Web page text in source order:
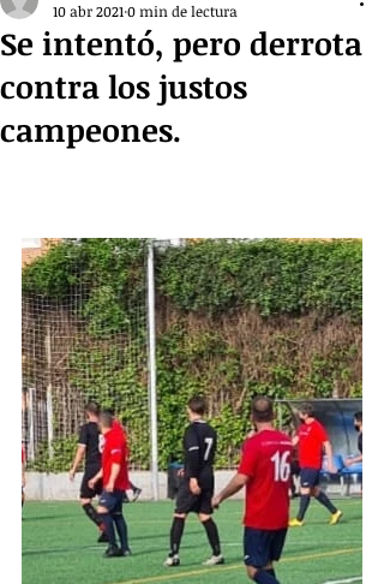
Se intentó, pero derrota
contra los justos
campeones.
10 abr 2021 0 min de lectura